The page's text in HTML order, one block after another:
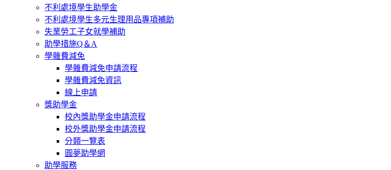
不利處境學生助學金
不利處境學生多元生理用品專項補助
失業勞工子女就學補助
助學措施Q＆A
學雜費減免
學雜費減免申請流程
學雜費減免資訊
線上申請
獎助學金
校內獎助學金申請流程
校外獎助學金申請流程
分類一覽表
圓夢助學網
助學服務